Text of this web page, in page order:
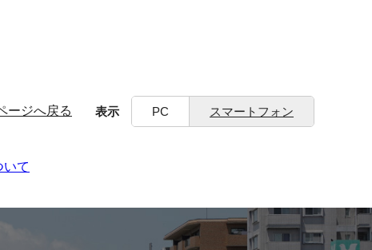
ージへ戻る 表示 PC スマートフォン
いて